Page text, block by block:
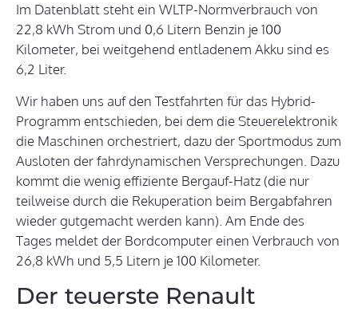
Im Datenblatt steht ein WLTP-Normverbrauch von
22,8 kWh Strom und 0,6 Litern Benzin je 100
Kilometer, bei weitgehend entladenem Akku sind es
6,2 Liter.
Wir haben uns auf den Testfahrten für das Hybrid-
Programm entschieden, bei dem die Steuerelektronik
die Maschinen orchestriert, dazu der Sportmodus zum
Ausloten der fahrdynamischen Versprechungen. Dazu
kommt die wenig effiziente Bergauf-Hatz (die nur
teilweise durch die Rekuperation beim Bergabfahren
wieder gutgemacht werden kann). Am Ende des
Tages meldet der Bordcomputer einen Verbrauch von
26,8 kWh und 5,5 Litern je 100 Kilometer.
Der teuerste Renault